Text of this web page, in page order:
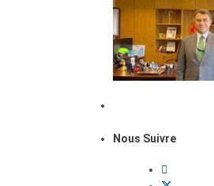
Nous Suivre